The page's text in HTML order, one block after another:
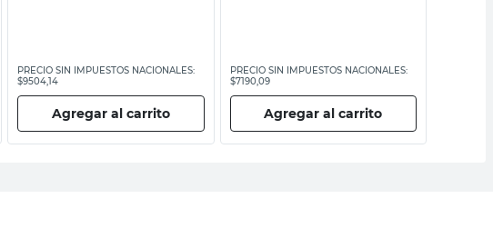
PRECIO SIN IMPUESTOS NACIONALES:
$9504,14
Agregar al carrito
PRECIO SIN IMPUESTOS NACIONALES:
$7190,09
Agregar al carrito